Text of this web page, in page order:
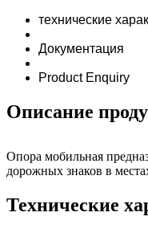
технические
Документация
Product Enquiry
Описание
Опора мобильная
дорожных знаков в
Технические